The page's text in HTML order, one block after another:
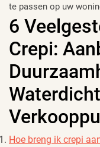
te passen op uw
6
Crepi:
Hoe breng ik crepi